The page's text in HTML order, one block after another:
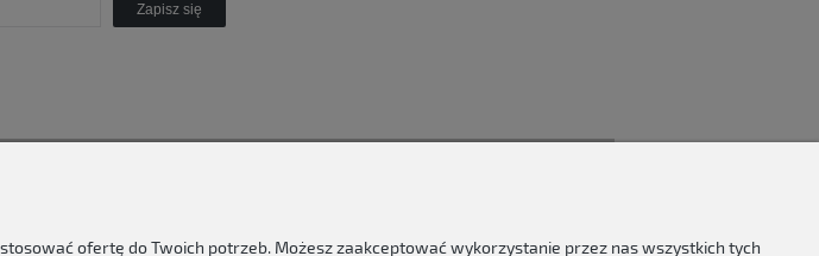
Zapisz się
ofertę do Twoich potrzeb. Możesz zaakceptować wykorzystanie przez nas wszystkich tych